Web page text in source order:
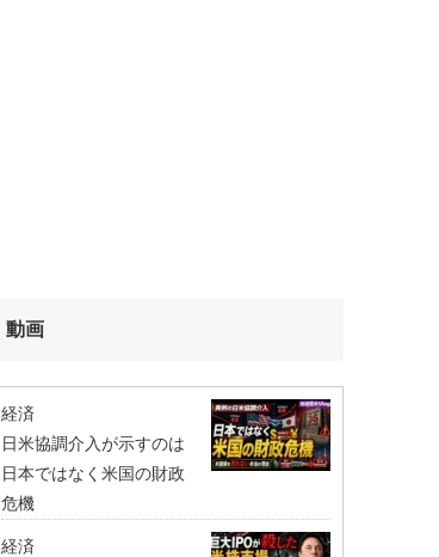
動画
経済
日米協調介入が示すのは
日本ではなく米国の財政
危機
経済